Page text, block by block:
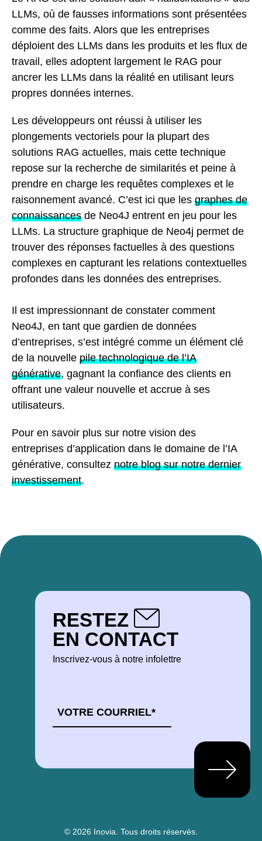
LLMs, où de fausses informations sont présentées
comme des faits. Alors que les entreprises
déploient des LLMs dans les produits et les flux de
travail, elles adoptent largement le RAG pour
ancrer les LLMs dans la réalité en utilisant leurs
propres données internes.
Les développeurs ont réussi à utiliser les
plongements vectoriels pour la plupart des
solutions RAG actuelles, mais cette technique
repose sur la recherche de similarités et peine à
prendre en charge les requêtes complexes et le
raisonnement avancé. C’est ici que les graphes de
connaissances de Neo4J entrent en jeu pour les
LLMs. La structure graphique de Neo4j permet de
trouver des réponses factuelles à des questions
complexes en capturant les relations contextuelles
profondes dans les données des entreprises.
Il est impressionnant de constater comment
Neo4J, en tant que gardien de données
d’entreprises, s’est intégré comme un élément clé
de la nouvelle pile technologique de l’IA
générative, gagnant la confiance des clients en
offrant une valeur nouvelle et accrue à ses
utilisateurs.
Pour en savoir plus sur notre vision des
entreprises d’application dans le domaine de l’IA
générative, consultez notre blog sur notre dernier
investissement.
RESTEZ
EN CONTACT
Inscrivez-vous à notre infolettre
*
© 2026 Inovia. Tous droits réservés.